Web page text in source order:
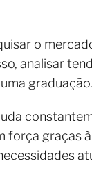
o
analisar
graduação.
força graças